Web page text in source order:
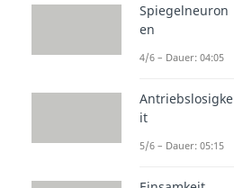
Spiegelneuron
en
4/6 – Dauer: 04:05
Antriebslosigke
it
5/6 – Dauer: 05:15